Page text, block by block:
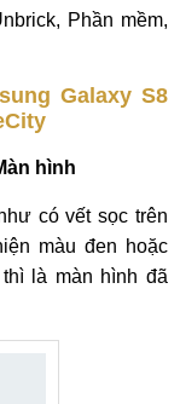
Phần mềm,
Galaxy S8
hình
có vết sọc trên
màu đen hoặc
là màn hình đã